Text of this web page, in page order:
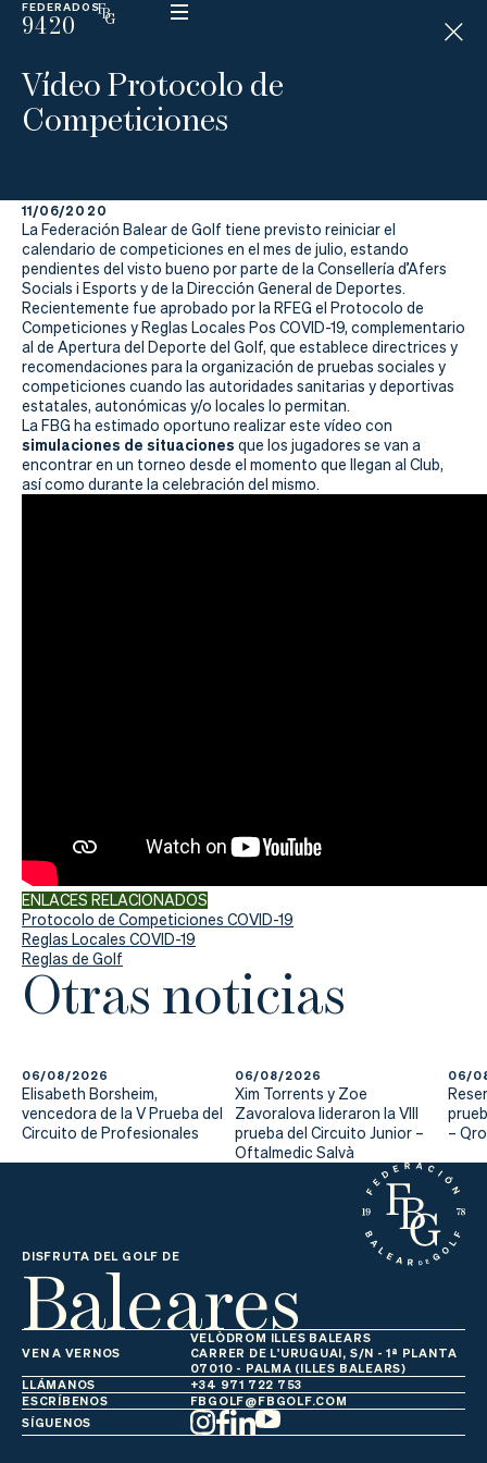
FEDERADOS
9420
ESP
N
D
I
C
La
Federación
Federarse
Jugar
Aprender
Actualidad
Vídeo Protocolo de
Competiciones
11/06/2020
La Federación Balear de Golf tiene previsto reiniciar el
calendario de competiciones en el mes de julio, estando
pendientes del visto bueno por parte de la Consellería d’Afers
Socials i Esports y de la Dirección General de Deportes.
Recientemente fue aprobado por la RFEG el Protocolo de
Competiciones y Reglas Locales Pos COVID-19, complementario
al de Apertura del Deporte del Golf, que establece directrices y
recomendaciones para la organización de pruebas sociales y
competiciones cuando las autoridades sanitarias y deportivas
estatales, autonómicas y/o locales lo permitan.
La FBG ha estimado oportuno realizar este vídeo con
simulaciones de situaciones que los jugadores se van a
encontrar en un torneo desde el momento que llegan al Club,
así como durante la celebración del mismo.
ENLACES RELACIONADOS
Protocolo de Competiciones COVID-19
Reglas Locales COVID-19
Reglas de Golf
Otras noticias
06/08/2026
Elisabeth Borsheim,
vencedora de la V Prueba del
Circuito de Profesionales
06/08/2026
Xim Torrents y Zoe
Zavoralova lideraron la VIII
prueba del Circuito Junior –
Oftalmedic Salvà
06/
–
DISFRUTA DEL GOLF DE
Baleares
VEN A VERNOS
VELÒDROM ILLES BALEARS
CARRER DE L'URUGUAI, S/N - 1ª PLANTA
07010 - PALMA (ILLES BALEARS)
LLÁMANOS
+34 971 722 753
ESCRÍBENOS
FBGOLF@FBGOLF.COM
SÍGUENOS